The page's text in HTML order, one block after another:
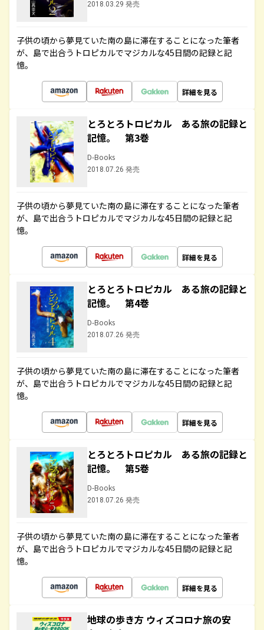
2018.03.29 発売
子供の頃から夢見ていた南の島に滞在することになった筆者
が、島で出合うトロピカルでマジカルな45日間の記録と記
憶。
詳細を見る
とろとろトロピカル ある旅の記録と
記憶。 第3巻
D-Books
2018.07.26 発売
子供の頃から夢見ていた南の島に滞在することになった筆者
が、島で出合うトロピカルでマジカルな45日間の記録と記
憶。
詳細を見る
とろとろトロピカル ある旅の記録と
記憶。 第4巻
D-Books
2018.07.26 発売
子供の頃から夢見ていた南の島に滞在することになった筆者
が、島で出合うトロピカルでマジカルな45日間の記録と記
憶。
詳細を見る
とろとろトロピカル ある旅の記録と
記憶。 第5巻
D-Books
2018.07.26 発売
子供の頃から夢見ていた南の島に滞在することになった筆者
が、島で出合うトロピカルでマジカルな45日間の記録と記
憶。
詳細を見る
地球の歩き方 ウィズコロナ旅の安